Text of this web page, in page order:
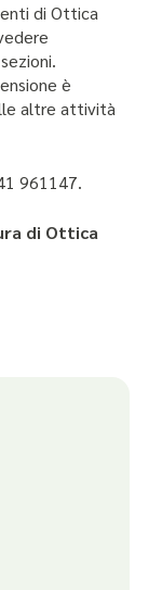
di Ottica
è
altre attività
961147.
di Ottica